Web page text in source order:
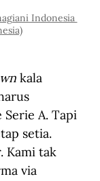
Indonesia
kala
A. Tapi
setia.
Kami tak
via